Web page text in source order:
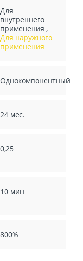
Для
внутреннего
применения ,
Для наружного
применения
Однокомпонентный
24 мес.
0,25
10 мин
800%